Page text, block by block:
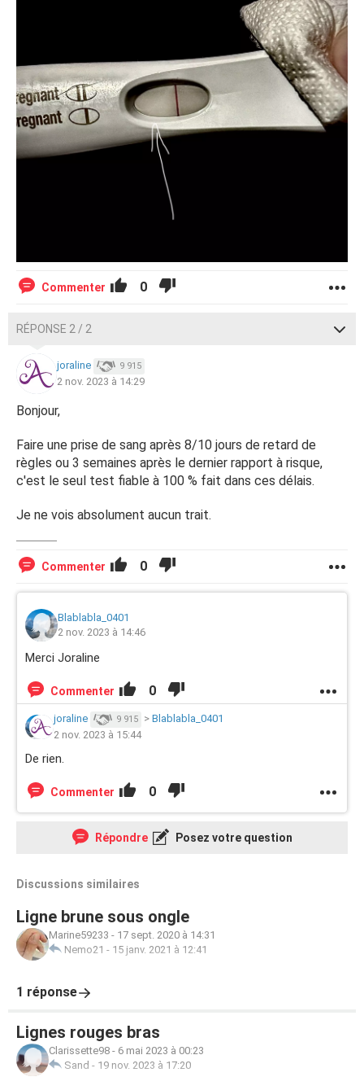
Commenter 0
RÉPONSE 2 / 2
joraline 9 915
2 nov. 2023 à 14:29
Bonjour,
Faire une prise de sang après 8/10 jours de retard de
règles ou 3 semaines après le dernier rapport à risque,
c'est le seul test fiable à 100 % fait dans ces délais.
Je ne vois absolument aucun trait.
Commenter 0
Blablabla_0401
2 nov. 2023 à 14:46
Merci Joraline
Commenter 0
joraline 9 915 > Blablabla_0401
2 nov. 2023 à 15:44
De rien.
Commenter 0
Répondre Posez votre question
Discussions similaires
Ligne brune sous ongle
Marine59233 - 17 sept. 2020 à 14:31
Nemo21 - 15 janv. 2021 à 12:41
1 réponse
Lignes rouges bras
Clarissette98 - 6 mai 2023 à 00:23
Sand - 19 nov. 2023 à 17:20